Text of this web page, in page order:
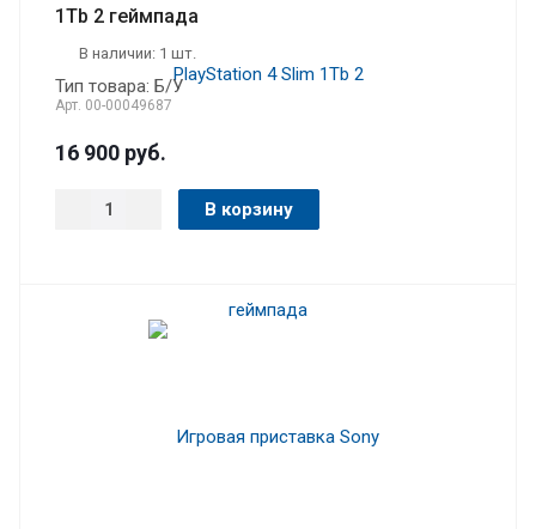
1Tb 2 геймпада
В наличии: 1 шт.
Тип товара: Б/У
Арт. 00-00049687
16 900 руб.
В корзину